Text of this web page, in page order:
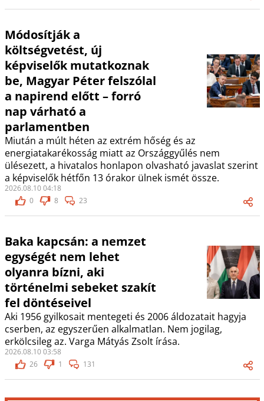
Módosítják a
költségvetést, új
képviselők mutatkoznak
be, Magyar Péter felszólal
a napirend előtt – forró
nap várható a
parlamentben
Miután a múlt héten az extrém hőség és az
energiatakarékosság miatt az Országgyűlés nem
ülésezett, a hivatalos honlapon olvasható javaslat szerint
a képviselők hétfőn 13 órakor ülnek ismét össze.
2026.08.10 04:18
0
8 23
Baka kapcsán: a nemzet
egységét nem lehet
olyanra bízni, aki
történelmi sebeket szakít
fel döntéseivel
Aki 1956 gyilkosait mentegeti és 2006 áldozatait hagyja
cserben, az egyszerűen alkalmatlan. Nem jogilag,
erkölcsileg az. Varga Mátyás Zsolt írása.
2026.08.10 03:58
26
1 131